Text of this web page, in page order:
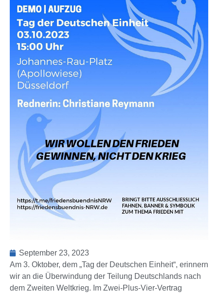
September 23, 2023
Am 3. Oktober, dem „Tag der Deutschen Einheit“, erinnern
wir an die Überwindung der Teilung Deutschlands nach
dem Zweiten Weltkrieg. Im Zwei-Plus-Vier-Vertrag